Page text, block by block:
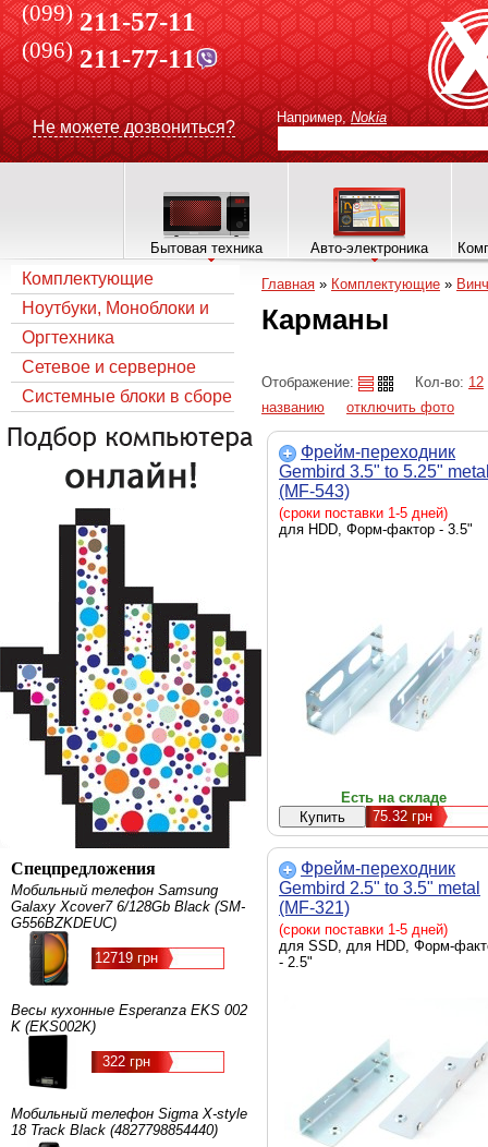
(099) 211-57-11
(096)211-77-11
Не можете дозвониться?
Например, Nokia
Бытовая техника Авто-электроника
Комплектующие
Ноутбуки, Моноблоки и
все для них
Оргтехника
Сетевое и серверное
оборудование
Системные блоки в сборе
Спецпредложения
Мобильный телефон Samsung
Galaxy Xcover7 6/128Gb Black (SM-
G556BZKDEUC)
12719 грн
Весы кухонные Esperanza EKS 002
K (EKS002K)
322 грн
Мобильный телефон Sigma X-style
18 Track Black (4827798854440)
Главная » Комплектующие »
Карманы
Отображение: Кол-во: 12
названию
отключить фото
Фрейм-переходник
Gembird 3.5" to 5.25"
(MF-543)
(сроки поставки 1-5 дней)
для HDD, Форм-фактор - 3.5"
Есть на складе
75.32 грн
Фрейм-переходник
Gembird 2.5" to 3.5" metal
(MF-321)
(сроки поставки 1-5 дней)
для SSD, для HDD, Форм-
- 2.5"